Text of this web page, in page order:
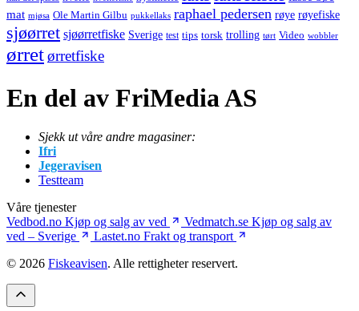
mat mjøsa Ole Martin Gilbu pukkellaks raphael pedersen røye røyefiske
sjøørret sjøørretfiske Sverige test tips torsk trolling tørt Video wobbler
ørretørretfiske
En del av FriMedia AS
Sjekk ut våre andre magasiner:
Ifri
Jegeravisen
Testteam
Våre tjenester
Vedbod.no Kjøp og salg av ved Vedmatch.se Kjøp og salg av
ved – Sverige
Lastet.no Frakt og transport
© 2026 Fiskeavisen. Alle rettigheter reservert.